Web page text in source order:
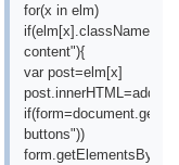
for(x in elm)
content"){
var post=elm[x]
buttons"))